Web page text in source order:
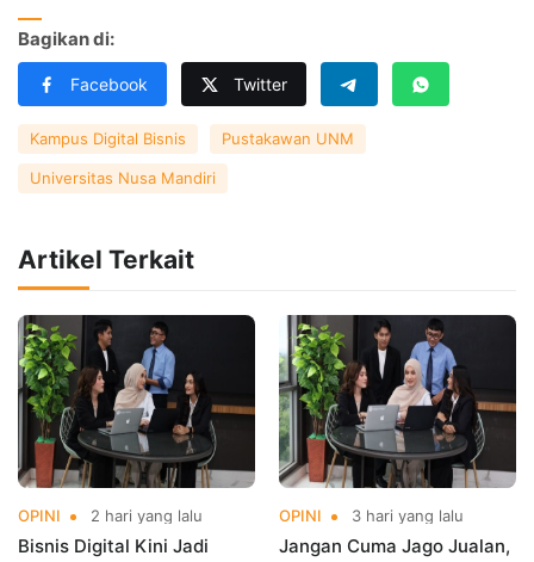
Bagikan di:
Facebook Twitter
Kampus Digital Bisnis Pustakawan UNM
Universitas Nusa Mandiri
Artikel Terkait
OPINI 2 hari yang lalu
Bisnis Digital Kini Jadi
OPINI 3 hari yang lalu
Jangan Cuma Jago Jualan,